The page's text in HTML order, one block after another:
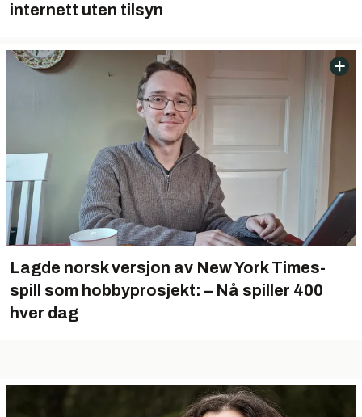
internett uten tilsyn
Lagde norsk versjon av New York Times-
spill som hobbyprosjekt: – Nå spiller 400
hver dag